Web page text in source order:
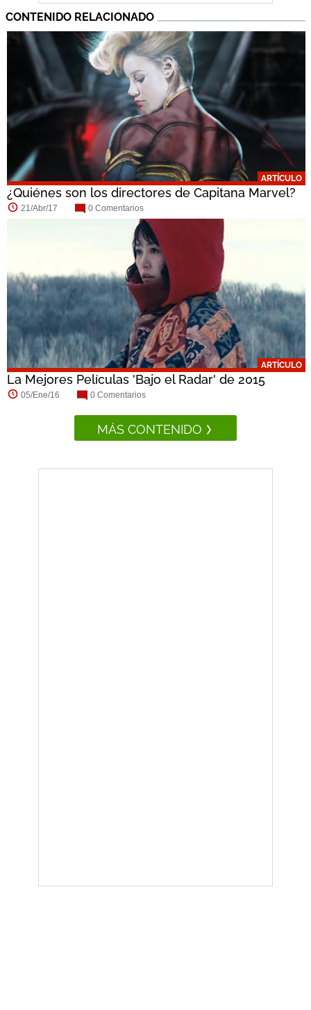
CONTENIDO RELACIONADO
ARTÍCULO
¿Quiénes son los directores de Capitana Marvel?
21/Abr/17 0 Comentarios
ARTÍCULO
La Mejores Películas 'Bajo el Radar' de 2015
05/Ene/16 0 Comentarios
MÁS CONTENIDO